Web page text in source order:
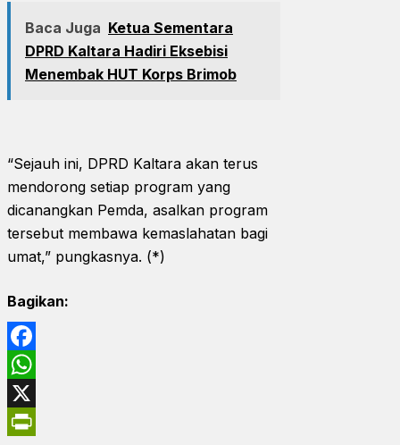
Baca Juga Ketua Sementara
DPRD Kaltara Hadiri Eksebisi
Menembak HUT Korps Brimob
“Sejauh ini, DPRD Kaltara akan terus
mendorong setiap program yang
dicanangkan Pemda, asalkan program
tersebut membawa kemaslahatan bagi
umat,” pungkasnya. (*)
Bagikan:
Facebook
WhatsApp
X